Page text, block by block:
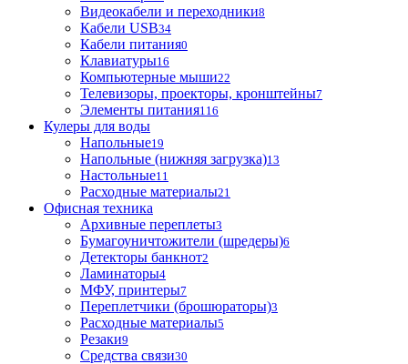
Видеокабели и переходники8
Кабели USB34
Кабели питания0
Клавиатуры16
Компьютерные мыши22
Телевизоры, проекторы, кронштейны7
Элементы питания116
Кулеры для воды
Напольные19
Напольные (нижняя загрузка)13
Настольные11
Расходные материалы21
Офисная техника
Архивные переплеты3
Бумагоуничтожители (шредеры)6
Детекторы банкнот2
Ламинаторы4
МФУ, принтеры7
Переплетчики (брошюраторы)3
Расходные материалы5
Резаки9
Средства связи30